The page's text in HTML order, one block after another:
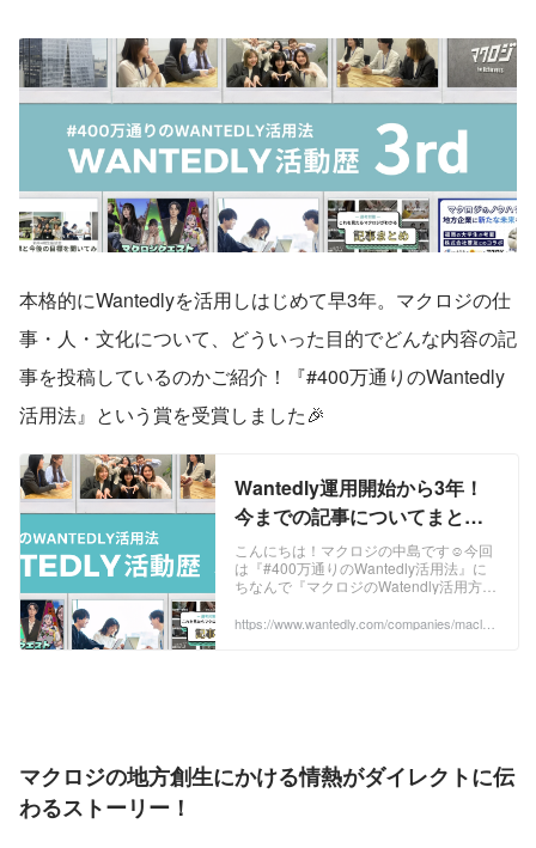
本格的にWantedlyを活用しはじめて早3年。マクロジの仕
事・人・文化について、どういった目的でどんな内容の記
事を投稿しているのかご紹介！『#400万通りのWantedly
活用法』という賞を受賞しました🎉
Wantedly運用開始から3年！
今までの記事についてまとめ
てみた | 社内環境
こんにちは！マクロジの中島です☺今回
は『#400万通りのWantedly活用法』に
ちなんで『マクロジのWatendly活用方
ロジが本格的にWantedlyを活...
https://www.wantedly.com/companies/maclog
マクロジの地方創生にかける情熱がダイレクトに伝
わるストーリー！